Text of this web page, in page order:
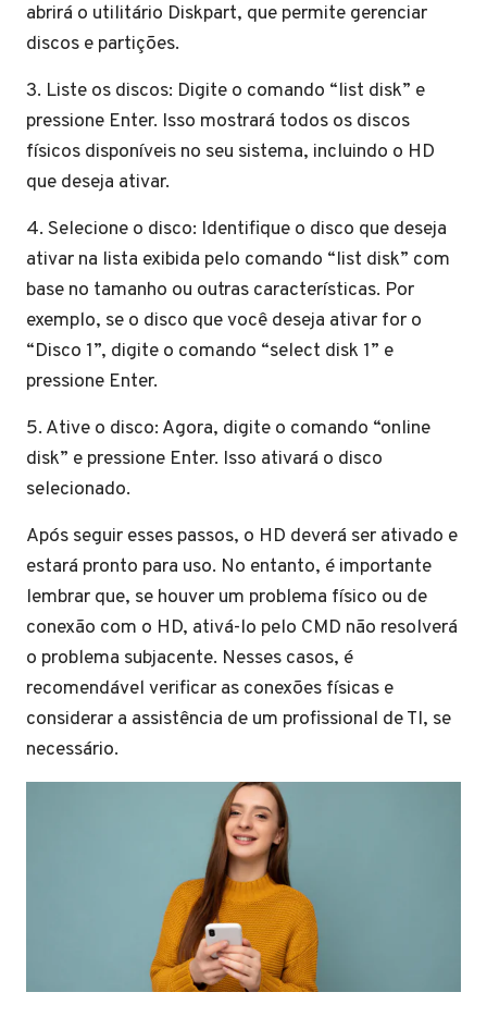
abrirá o utilitário Diskpart, que permite gerenciar
discos e partições.
3. Liste os discos: Digite o comando “list disk” e
pressione Enter. Isso mostrará todos os discos
físicos disponíveis no seu sistema, incluindo o HD
que deseja ativar.
4. Selecione o disco: Identifique o disco que deseja
ativar na lista exibida pelo comando “list disk” com
base no tamanho ou outras características. Por
exemplo, se o disco que você deseja ativar for o
“Disco 1”, digite o comando “select disk 1” e
pressione Enter.
5. Ative o disco: Agora, digite o comando “online
disk” e pressione Enter. Isso ativará o disco
selecionado.
Após seguir esses passos, o HD deverá ser ativado e
estará pronto para uso. No entanto, é importante
lembrar que, se houver um problema físico ou de
conexão com o HD, ativá-lo pelo CMD não resolverá
o problema subjacente. Nesses casos, é
recomendável verificar as conexões físicas e
considerar a assistência de um profissional de TI, se
necessário.